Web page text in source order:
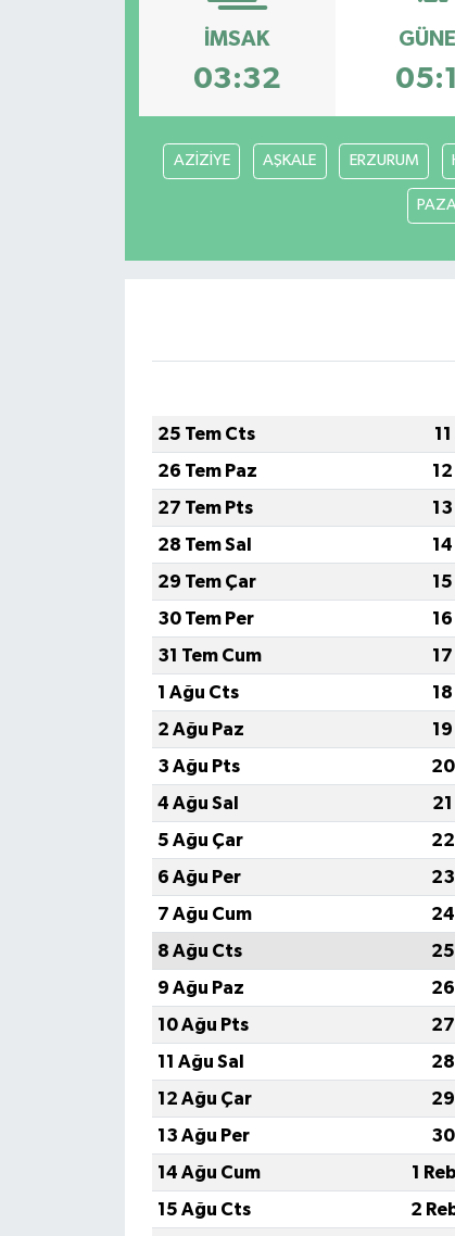
İMSAK
03:32
AZİZİYE AŞKALE ERZURUM
25 Tem Cts
26 Tem Paz
27 Tem Pts
28 Tem Sal
29 Tem Çar
30 Tem Per
31 Tem Cum
1 Ağu Cts
2 Ağu Paz
3 Ağu Pts
4 Ağu Sal
5 Ağu Çar
6 Ağu Per
7 Ağu Cum
8 Ağu Cts
9 Ağu Paz
10 Ağu Pts
11 Ağu Sal
12 Ağu Çar
13 Ağu Per
14 Ağu Cum
1
15 Ağu Cts
2